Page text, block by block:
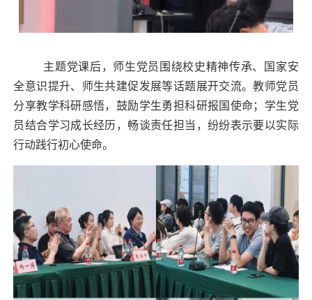
主题党课后，师生党员围绕校史精神传承、国家安
全意识提升、师生共建促发展等话题展开交流。教师党员
分享教学科研感悟，鼓励学生勇担科研报国使命；学生党
员结合学习成长经历，畅谈责任担当，纷纷表示要以实际
行动践行初心使命。